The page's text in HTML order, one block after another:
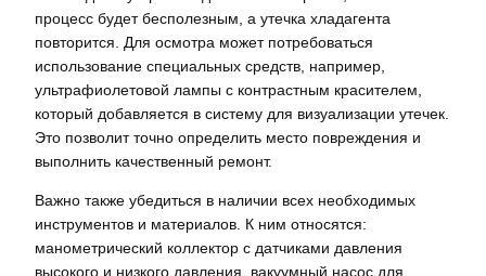
процесс будет бесполезным, а утечка хладагента
повторится. Для осмотра может потребоваться
использование специальных средств, например,
ультрафиолетовой лампы с контрастным красителем,
который добавляется в систему для визуализации утечек.
Это позволит точно определить место повреждения и
выполнить качественный ремонт.
Важно также убедиться в наличии всех необходимых
инструментов и материалов. К ним относятся:
манометрический коллектор с датчиками давления
высокого и низкого давления, вакуумный насос для